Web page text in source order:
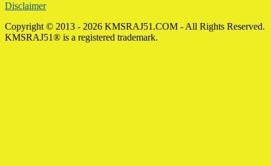
Disclaimer
Copyright © 2013 - 2026 KMSRAJ51.COM - All Rights Reserved.
KMSRAJ51® is a registered trademark.